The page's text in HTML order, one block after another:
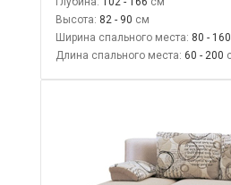
Высота: 82 - 90
Ширина спального места: 80 - 160
Длина спального места: 60 - 200